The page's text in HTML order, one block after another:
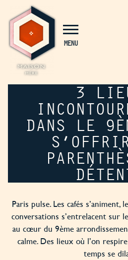
MENU
3
DANS LE
Paris pulse. Les cafés s’animent,
conversations s’entrelacent sur
au cœur du 9ème
calme. Des lieux où l’on
temps se
Panneau de gestion des cookies